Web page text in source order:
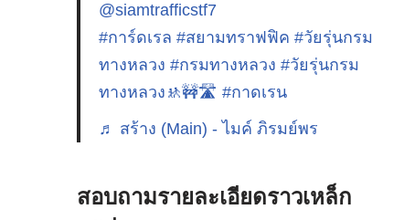
@siamtrafficstf7
#การ์ดเรล #สยามทราฟฟิค #วัยรุ่นกรม
ทางหลวง #กรมทางหลวง #วัยรุ่นกรม
ทางหลวง🚸🚧🛣️ #กาดเรน
♬ สร้าง (Main) - ไมค์ ภิรมย์พร
สอบถามรายละเอียดราวเหล็ก